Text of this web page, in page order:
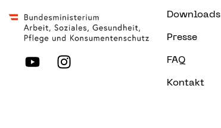
Downloads
Presse
FAQ
Kontakt